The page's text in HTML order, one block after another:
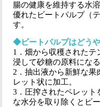
腸の健康を維持する水
優れたビートパルプ（
す。
◆ビートパルプはどう
1．畑から収穫された
浸して砂糖の原料にな
2．抽出液から新鮮な
レット状に加工。
3．圧搾されたペレット
な水分を取り除くとビ